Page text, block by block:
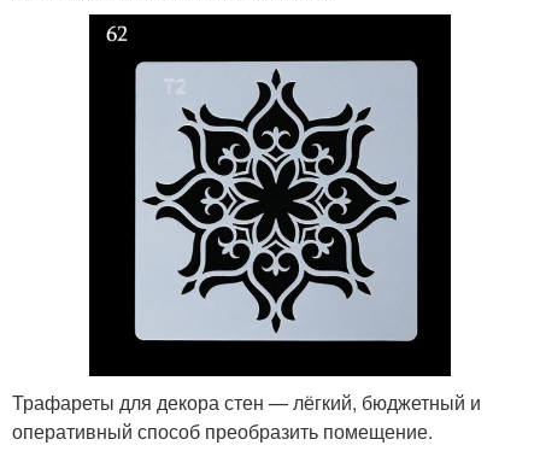
Трафареты для декора стен — лёгкий, бюджетный и
оперативный способ преобразить помещение.